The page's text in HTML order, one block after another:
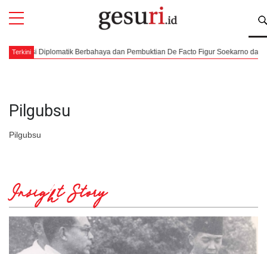
Terkini
Misi Diplomatik Berbahaya dan Pembuktian De Facto Figur Soekarno dan Moh.
Pilgubsu
Pilgubsu
All
Insight Story